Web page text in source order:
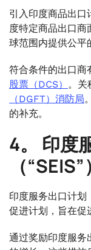
引入印度商品出口
度特定商品出口商
球范围内提供公平
符合条件的出口商
股票（DCS） 。关
（DGFT）消防局
的补充。
4。 印度
（“SEIS”）
印度服务出口计划
促进计划，旨在促
通过奖励印度服务